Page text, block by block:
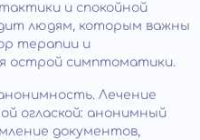
и спокойной
людям, которым важны
терапии и
острой симптоматики.
Лечение
оглаской: анонимный
документов,